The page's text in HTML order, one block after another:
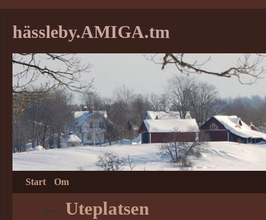
hässleby.AMIGA.tm
Start Om
← Uteplatsen